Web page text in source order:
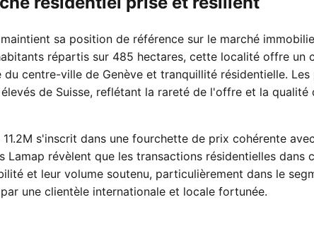
sa position de référence sur le marché
répartis sur 485 hectares, cette localité offre un
centre-ville de Genève et tranquillité résidentielle.
de Suisse, reflétant la rareté de l'offre et la qualité
s'inscrit dans une fourchette de prix cohérente
Lamap révèlent que les transactions résidentielles dans
et leur volume soutenu, particulièrement dans le
une clientèle internationale et locale fortunée.